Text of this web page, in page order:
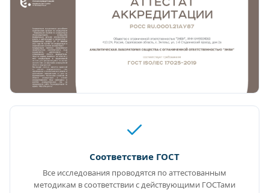
Соответствие ГОСТ
Все исследования проводятся по аттестованным
методикам в соответствии с действующими ГОСТами